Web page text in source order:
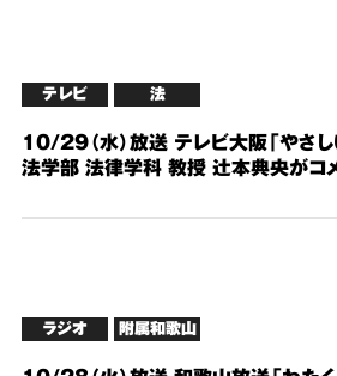
テレビ 法
10/29（水）放送 テレビ大阪「やさ
法学部 法律学科 教授 辻本典央がコ
ラジオ 附属和歌山